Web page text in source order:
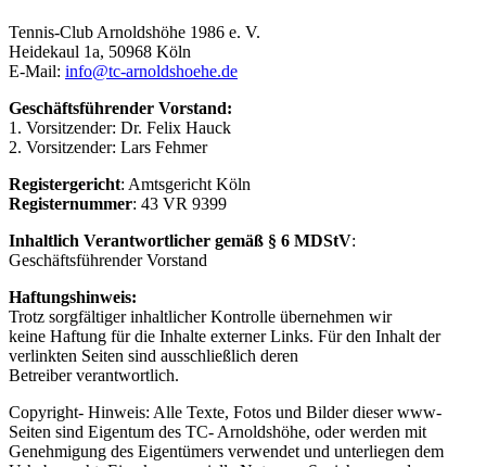
Tennis-Club Arnoldshöhe 1986 e. V.
Heidekaul 1a, 50968 Köln
E-Mail: info@tc-arnoldshoehe.de
Geschäftsführender Vorstand:
1. Vorsitzender: Dr. Felix Hauck
2. Vorsitzender: Lars Fehmer
Registergericht: Amtsgericht Köln
Registernummer: 43 VR 9399
Inhaltlich Verantwortlicher gemäß § 6 MDStV:
Geschäftsführender Vorstand
Haftungshinweis:
Trotz sorgfältiger inhaltlicher Kontrolle übernehmen wir
keine Haftung für die Inhalte externer Links. Für den Inhalt der
verlinkten Seiten sind ausschließlich deren
Betreiber verantwortlich.
Copyright- Hinweis: Alle Texte, Fotos und Bilder dieser www-
Seiten sind Eigentum des TC- Arnoldshöhe, oder werden mit
Genehmigung des Eigentümers verwendet und unterliegen dem